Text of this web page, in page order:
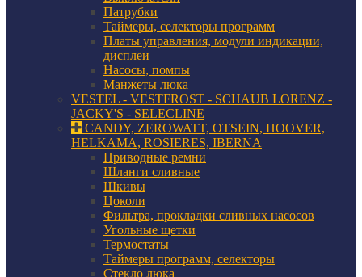
Патрубки
Таймеры, селекторы программ
Платы управления, модули индикации,
дисплеи
Насосы, помпы
Манжеты люка
VESTEL - VESTFROST - SCHAUB LORENZ -
JACKY'S - SELECLINE
CANDY, ZEROWATT, OTSEIN, HOOVER,
HELKAMA, ROSIERES, IBERNA
Приводные ремни
Шланги сливные
Шкивы
Цоколи
Фильтра, прокладки сливных насосов
Угольные щетки
Термостаты
Таймеры программ, селекторы
Стекло люка